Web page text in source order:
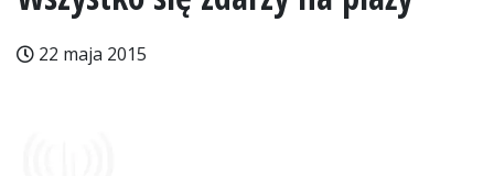
22 maja 2015